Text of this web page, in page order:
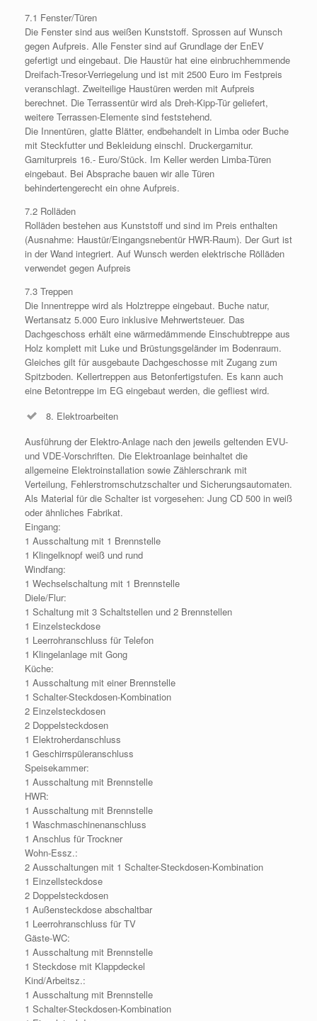
7.1 Fenster/Türen
Die Fenster sind aus weißen Kunststoff. Sprossen auf Wunsch
gegen Aufpreis. Alle Fenster sind auf Grundlage der EnEV
gefertigt und eingebaut. Die Haustür hat eine einbruchhemmende
Dreifach-Tresor-Verriegelung und ist mit 2500 Euro im Festpreis
veranschlagt. Zweiteilige Haustüren werden mit Aufpreis
berechnet. Die Terrassentür wird als Dreh-Kipp-Tür geliefert,
weitere Terrassen-Elemente sind feststehend.
Die Innentüren, glatte Blätter, endbehandelt in Limba oder Buche
mit Steckfutter und Bekleidung einschl. Druckergarnitur.
Garniturpreis 16.- Euro/Stück. Im Keller werden Limba-Türen
eingebaut. Bei Absprache bauen wir alle Türen
behindertengerecht ein ohne Aufpreis.
7.2 Rolläden
Rolläden bestehen aus Kunststoff und sind im Preis enthalten
(Ausnahme: Haustür/Eingangsnebentür HWR-Raum). Der Gurt ist
in der Wand integriert. Auf Wunsch werden elektrische Rölläden
verwendet gegen Aufpreis
7.3 Treppen
Die Innentreppe wird als Holztreppe eingebaut. Buche natur,
Wertansatz 5.000 Euro inklusive Mehrwertsteuer. Das
Dachgeschoss erhält eine wärmedämmende Einschubtreppe aus
Holz komplett mit Luke und Brüstungsgeländer im Bodenraum.
Gleiches gilt für ausgebaute Dachgeschosse mit Zugang zum
Spitzboden. Kellertreppen aus Betonfertigstufen. Es kann auch
eine Betontreppe im EG eingebaut werden, die gefliest wird.
8. Elektroarbeiten
Ausführung der Elektro-Anlage nach den jeweils geltenden EVU-
und VDE-Vorschriften. Die Elektroanlage beinhaltet die
allgemeine Elektroinstallation sowie Zählerschrank mit
Verteilung, Fehlerstromschutzschalter und Sicherungsautomaten.
Als Material für die Schalter ist vorgesehen: Jung CD 500 in weiß
oder ähnliches Fabrikat.
Eingang:
1 Ausschaltung mit 1 Brennstelle
1 Klingelknopf weiß und rund
Windfang:
1 Wechselschaltung mit 1 Brennstelle
Diele/Flur:
1 Schaltung mit 3 Schaltstellen und 2 Brennstellen
1 Einzelsteckdose
1 Leerrohranschluss für Telefon
1 Klingelanlage mit Gong
Küche:
1 Ausschaltung mit einer Brennstelle
1 Schalter-Steckdosen-Kombination
2 Einzelsteckdosen
2 Doppelsteckdosen
1 Elektroherdanschluss
1 Geschirrspüleranschluss
Speisekammer:
1 Ausschaltung mit Brennstelle
HWR:
1 Ausschaltung mit Brennstelle
1 Waschmaschinenanschluss
1 Anschlus für Trockner
Wohn-Essz.:
2 Ausschaltungen mit 1 Schalter-Steckdosen-Kombination
1 Einzellsteckdose
2 Doppelsteckdosen
1 Außensteckdose abschaltbar
1 Leerrohranschluss für TV
Gäste-WC:
1 Ausschaltung mit Brennstelle
1 Steckdose mit Klappdeckel
Kind/Arbeitsz.:
1 Ausschaltung mit Brennstelle
1 Schalter-Steckdosen-Kombination